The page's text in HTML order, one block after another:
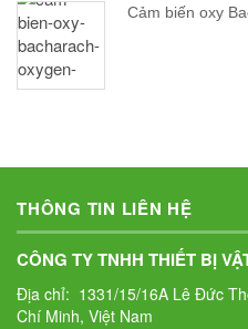
Cảm biến oxy
THÔNG TIN LIÊN HỆ
CÔNG TY TNHH THIẾT BỊ
Địa chỉ: 1331/15/16A Lê Đức
Chí Minh, Việt Nam